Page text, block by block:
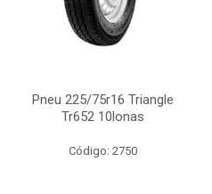
Pneu 225/75r16 Triangle
Tr652 10lonas
Código: 2750